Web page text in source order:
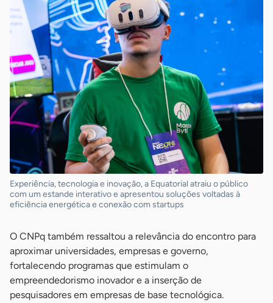
Experiência, tecnologia e inovação, a Equatorial atraiu o público
com um estande interativo e apresentou soluções voltadas à
eficiência energética e conexão com startups
O CNPq também ressaltou a relevância do encontro para
aproximar universidades, empresas e governo,
fortalecendo programas que estimulam o
empreendedorismo inovador e a inserção de
pesquisadores em empresas de base tecnológica.